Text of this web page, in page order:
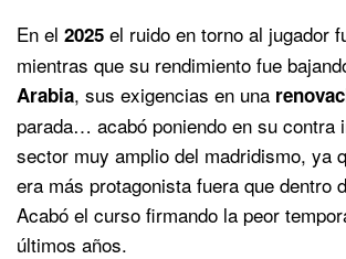
En el 2025 el ruido en torno al jugador
mientras que su rendimiento fue
Arabia, sus exigencias en una
parada… acabó poniendo en su contra
sector muy amplio del madridismo, ya
era más protagonista fuera que dentro
Acabó el curso firmando la peor
últimos años.